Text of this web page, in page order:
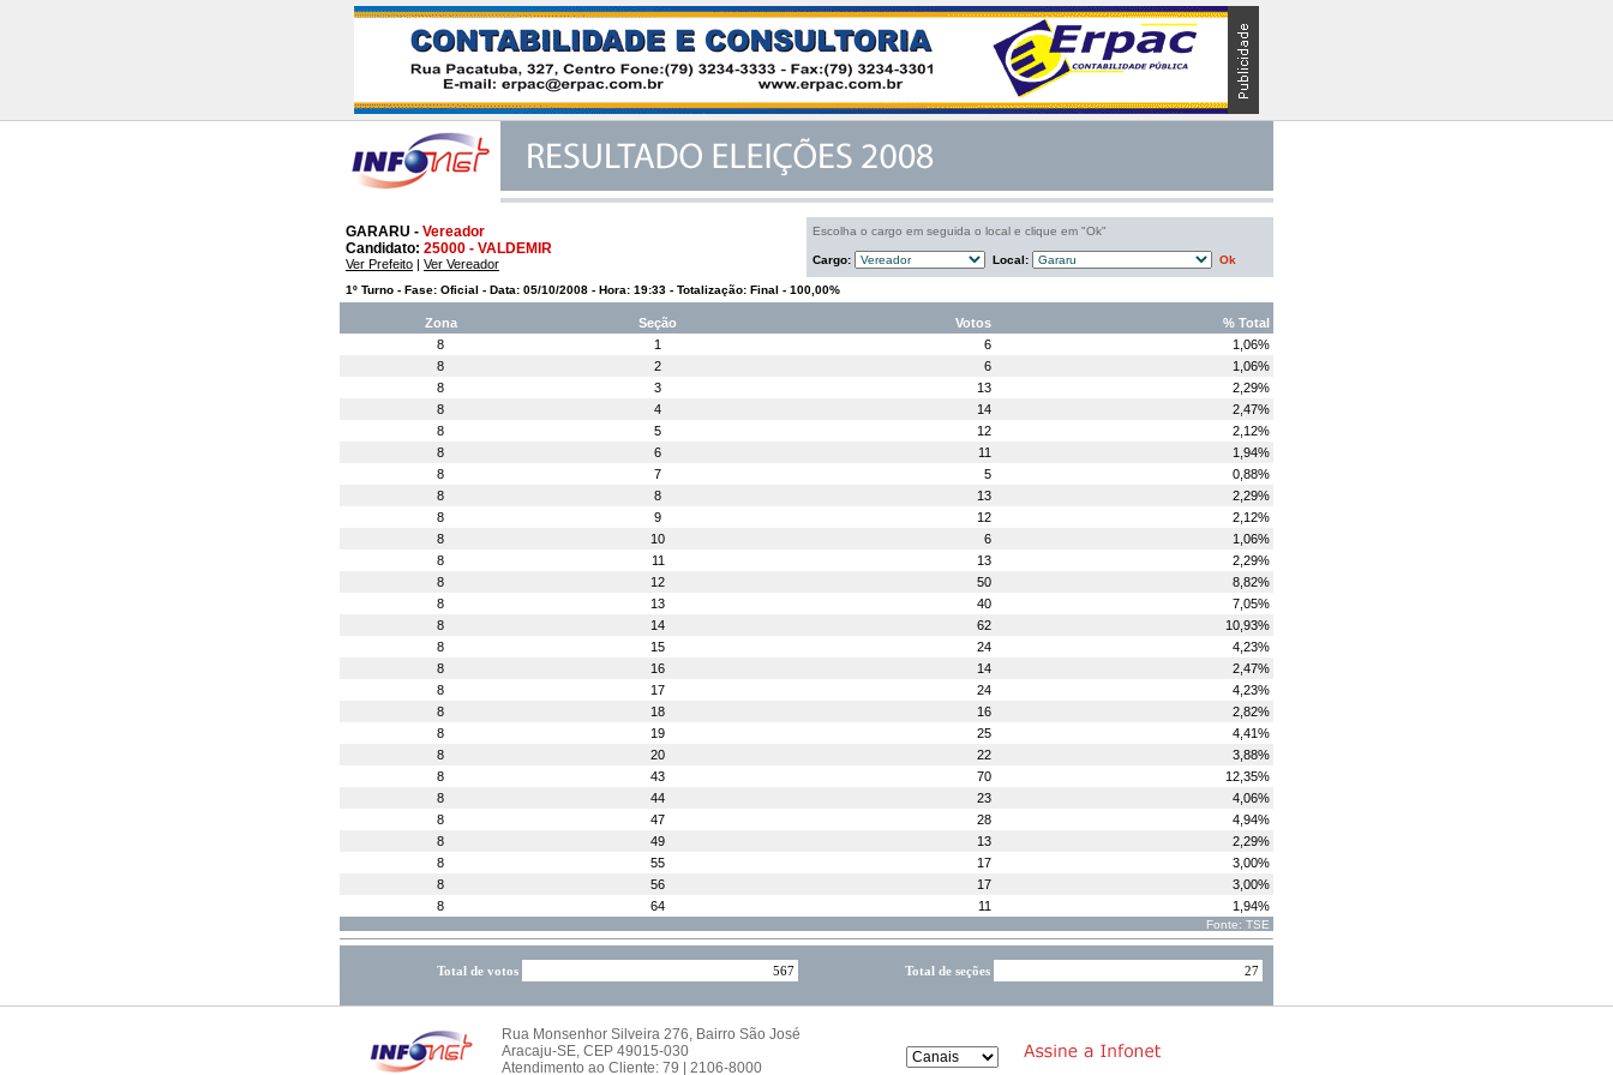
GARARU - Vereador
Candidato: 25000 - VALDEMIR
Ver Prefeito | Ver Vereador
Escolha o cargo em seguida o local e clique em "Ok"
Cargo: Local: Ok
1º Turno - Fase: Oficial - Data: 05/10/2008 - Hora: 19:33 - Totalização: Final - 100,00%
Zona Seção Votos
% Total
8
1 6
1,06%
8
2 6
1,06%
8
3 13
2,29%
8
4 14
2,47%
8
5 12
2,12%
8
6 11
1,94%
8
7 5
0,88%
8
8 13
2,29%
8
9 12
2,12%
8
10 6
1,06%
8
11 13
2,29%
8
12 50
8,82%
8
13 40
7,05%
8
14 62
10,93%
8
15 24
4,23%
8
16 14
2,47%
8
17 24
4,23%
8
18 16
2,82%
8
19 25
4,41%
8
20 22
3,88%
8
43 70
12,35%
8
44 23
4,06%
8
47 28
4,94%
8
49 13
2,29%
8
55 17
3,00%
8
56 17
3,00%
8
64 11 1,94%
Fonte: TSE
Total de votos 567 Total de seções 27
Rua Monsenhor Silveira 276, Bairro São José
Aracaju-SE, CEP 49015-030
Atendimento ao Cliente: 79 | 2106-8000